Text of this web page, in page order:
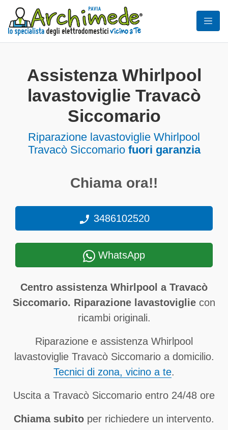
Assistenza Whirlpool
lavastoviglie Travacò
Siccomario
Riparazione lavastoviglie Whirlpool
Travacò Siccomario fuori garanzia
Chiama ora!!
3486102520
WhatsApp
Centro assistenza Whirlpool a Travacò
Siccomario. Riparazione lavastoviglie con
ricambi originali.
Riparazione e assistenza Whirlpool
lavastoviglie Travacò Siccomario a domicilio.
Tecnici di zona, vicino a te.
Uscita a Travacò Siccomario entro 24/48 ore
Chiama subito per richiedere un intervento.